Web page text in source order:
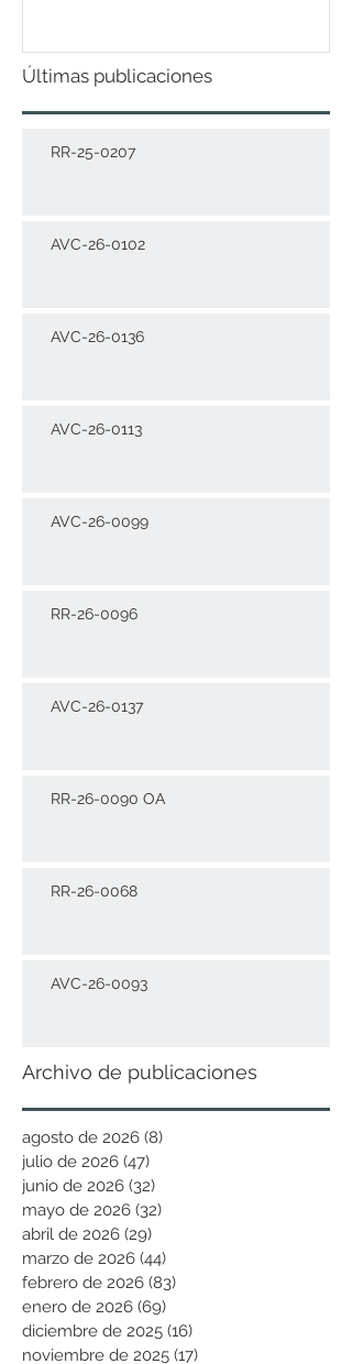
Últimas publicaciones
RR-25-0207
AVC-26-0102
AVC-26-0136
AVC-26-0113
AVC-26-0099
RR-26-0096
AVC-26-0137
RR-26-0090 OA
RR-26-0068
AVC-26-0093
Archivo de publicaciones
agosto de 2026 (8)
julio de 2026 (47)
junio de 2026 (32)
mayo de 2026 (32)
abril de 2026 (29)
marzo de 2026 (44)
febrero de 2026 (83)
enero de 2026 (69)
diciembre de 2025 (16)
noviembre de 2025 (17)